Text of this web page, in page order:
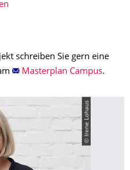
schreiben Sie gern eine
Masterplan Campus.
© Irene Lohaus